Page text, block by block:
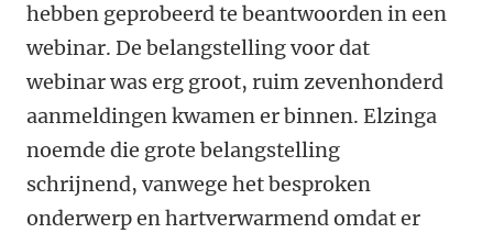
hebben geprobeerd te beantwoorden in een
webinar. De belangstelling voor dat
webinar was erg groot, ruim zevenhonderd
aanmeldingen kwamen er binnen. Elzinga
noemde die grote belangstelling
schrijnend, vanwege het besproken
onderwerp en hartverwarmend omdat er